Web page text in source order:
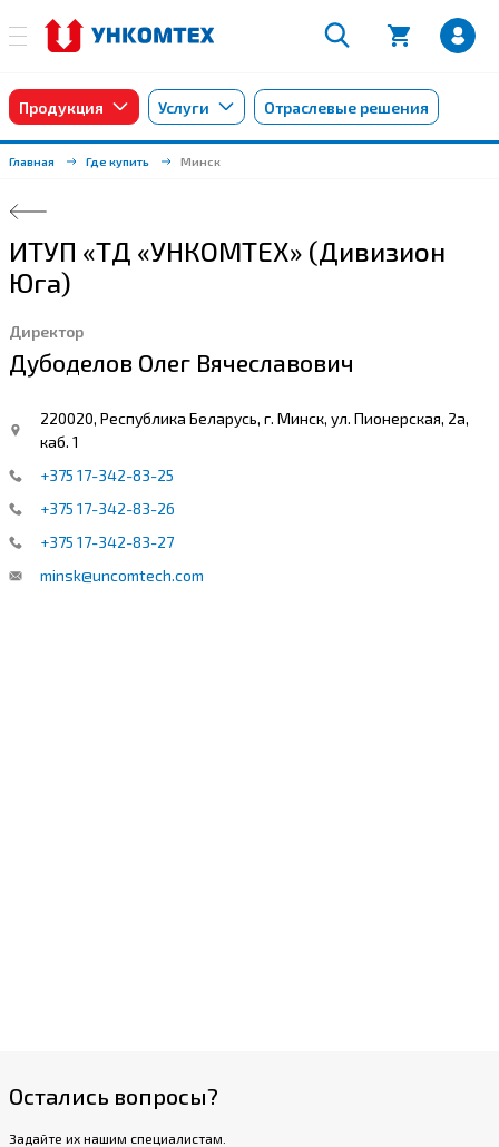
Продукция Услуги Отраслевые решения
Главная Где купить Минск
ИТУП «ТД «УНКОМТЕХ» (Дивизион
Юга)
Директор
Дубоделов Олег Вячеславович
220020, Республика Беларусь, г. Минск, ул. Пионерская, 2а,
каб. 1
+375 17-342-83-25
+375 17-342-83-26
+375 17-342-83-27
minsk@uncomtech.com
Остались вопросы?
Задайте их нашим специалистам.